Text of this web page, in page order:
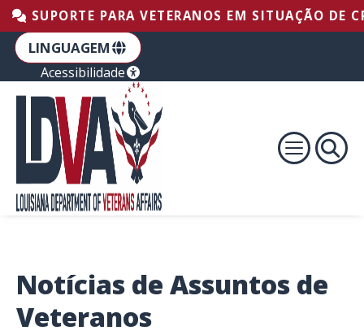
Pular para a navegação principal
Ir para o conteúdo
Ir para o rodapé
SUPORTE PARA VETERANOS EM SITUAÇÃO DE
LINGUAGEM
Acessibilidade
Notícias de Assuntos de
Veteranos